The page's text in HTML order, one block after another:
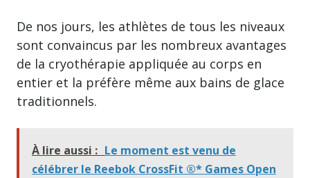
De nos jours, les athlètes de tous les niveaux
sont convaincus par les nombreux avantages
de la cryothérapie appliquée au corps en
entier et la préfère même aux bains de glace
traditionnels.
À lire aussi : Le moment est venu de
célébrer le Reebok CrossFit ®* Games Open